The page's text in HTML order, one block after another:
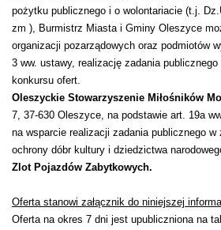
pożytku publicznego i o wolontariacie (t.j.
zm ), Burmistrz Miasta i Gminy Oleszyce
organizacji pozarządowych oraz podmiotów
3 ww. ustawy, realizację zadania
konkursu ofert.
Oleszyckie Stowarzyszenie Miłośników
7, 37-630 Oleszyce, na podstawie art. 19a
na wsparcie realizacji zadania publicznego
ochrony dóbr kultury i dziedzictwa
Zlot Pojazdów Zabytkowych.
Oferta stanowi załącznik do niniejszej
Oferta na okres 7 dni jest upubliczniona na